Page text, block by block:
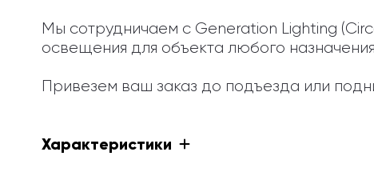
Мы сотрудничаем с Generation Lighting
освещения для объекта любого
Привезем ваш заказ до подъезда или
Характеристики